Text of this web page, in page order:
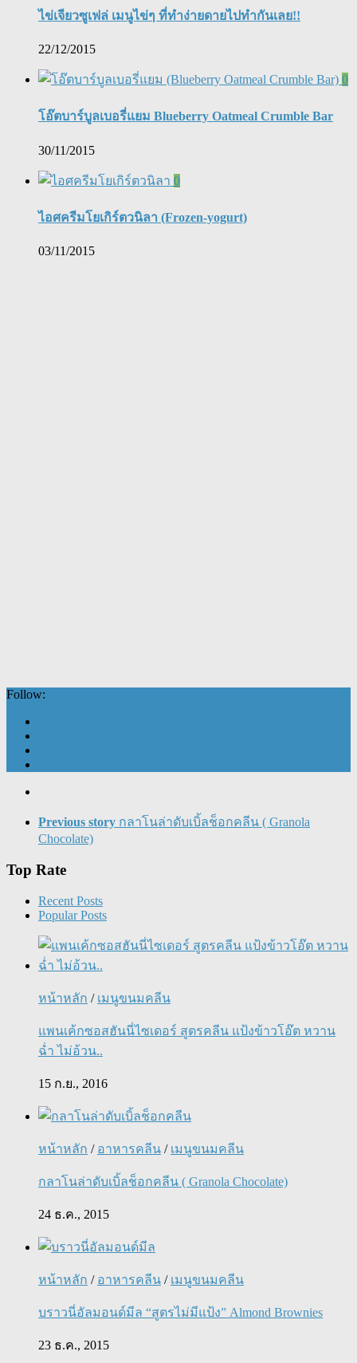
ไข่เจียวซูเฟล่ เมนูไข่ๆ ที่ทำง่ายดายไปทำกันเลย!!
22/12/2015
0
โอ๊ตบาร์บูลเบอรี่แยม Blueberry Oatmeal Crumble Bar
30/11/2015
0
ไอศครีมโยเกิร์ตวนิลา (Frozen-yogurt)
03/11/2015
Follow:
Previous story กลาโนล่าดับเบิ้ลช็อกคลีน ( Granola
Chocolate)
Top Rate
Recent Posts
Popular Posts
หน้าหลัก / เมนูขนมคลีน
แพนเค้กซอสฮันนี่ไซเดอร์ สูตรคลีน แป้งข้าวโอ๊ต หวาน
ฉ่ำ ไม่อ้วน..
15 ก.ย., 2016
หน้าหลัก / อาหารคลีน / เมนูขนมคลีน
กลาโนล่าดับเบิ้ลช็อกคลีน ( Granola Chocolate)
24 ธ.ค., 2015
หน้าหลัก / อาหารคลีน / เมนูขนมคลีน
บราวนี่อัลมอนด์มีล “สูตรไม่มีแป้ง” Almond Brownies
23 ธ.ค., 2015